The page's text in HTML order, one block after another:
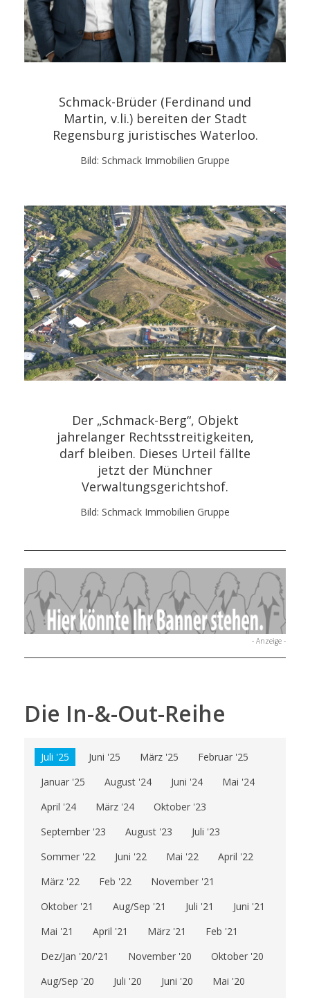
Schmack-Brüder (Ferdinand und
Martin, v.li.) bereiten der Stadt
Regensburg juristisches Waterloo.
Bild: Schmack Immobilien Gruppe
Der „Schmack-Berg“, Objekt
jahrelanger Rechtsstreitigkeiten,
darf bleiben. Dieses Urteil fällte
jetzt der Münchner
Verwaltungsgerichtshof.
Bild: Schmack Immobilien Gruppe
- Anzeige -
Die In-&-Out-Reihe
Juli '25 Juni '25 März '25
Februar '25
Januar '25
August '24 Juni '24
Mai '24
April '24
März '24
Oktober '23
September '23
August '23
Juli '23
Sommer '22
Juni '22 Mai '22
April '22
März '22
Feb '22
November '21
Oktober '21
Aug/Sep '21 Juli '21
Juni '21
Mai '21
April '21 März '21
Feb '21
Dez/Jan '20/'21
November '20
Oktober '20
Aug/Sep '20
Juli '20 Juni '20
Mai '20